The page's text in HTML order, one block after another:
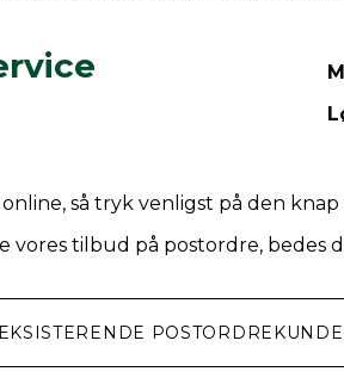
så tryk venligst på den
vores tilbud på postordre, bedes